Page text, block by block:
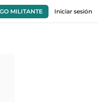
MILITANTE Iniciar sesión